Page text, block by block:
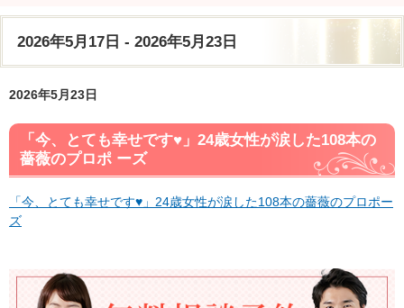
2026年5月17日 - 2026年5月23日
2026年5月23日
「今、とても幸せです♥」24歳女性が涙した108本の
薔薇のプロポ ーズ
「今、とても幸せです♥」24歳女性が涙した108本の薔薇のプロポー
ズ